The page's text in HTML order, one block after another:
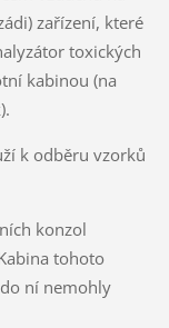
zařízení, které
toxických
kabinou (na
k odběru vzorků
konzol
tohoto
ní nemohly